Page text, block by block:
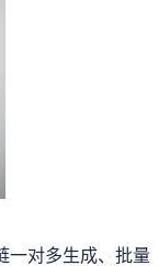
一对多生成、批量